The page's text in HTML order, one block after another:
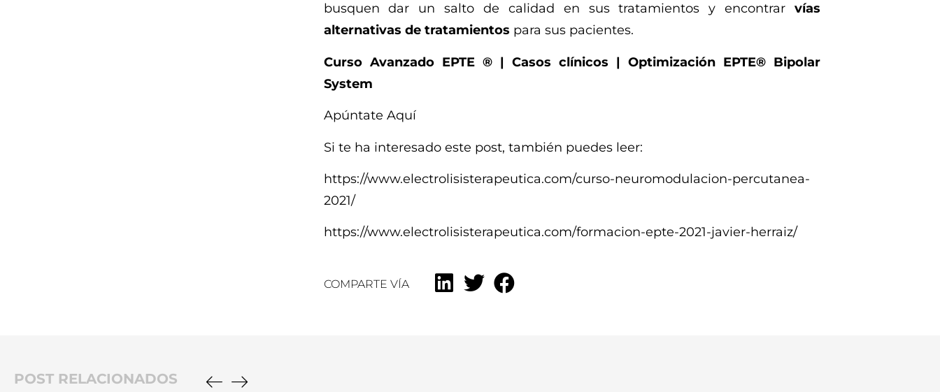
busquen dar un salto de calidad en sus tratamientos y encontrar vías
alternativas de tratamientos para sus pacientes.
Curso Avanzado EPTE ® | Casos clínicos | Optimización EPTE® Bipolar
System
Apúntate Aquí
Si te ha interesado este post, también puedes leer:
https://www.electrolisisterapeutica.com/curso-neuromodulacion-percutanea-
2021/
https://www.electrolisisterapeutica.com/formacion-epte-2021-javier-herraiz/
COMPARTE VÍA
POST RELACIONADOS